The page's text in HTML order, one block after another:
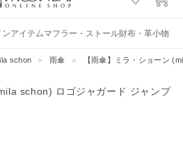
ンアイテムマフラー・ストール財布・革小物
schon ＞雨傘 ＞ 【雨傘】ミラ・ショーン
schon) ロゴジャガード ジャンプ